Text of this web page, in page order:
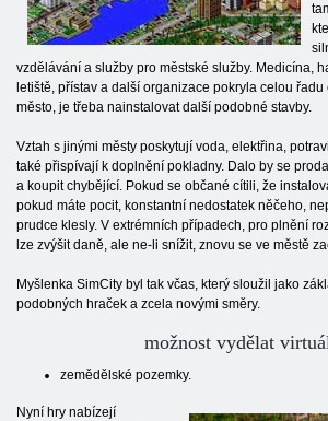
vzdělávání a služby pro městské služby. Medicína,
letiště, přístav a další organizace pokryla celou
město, je třeba nainstalovat další podobné stavby.
Vztah s jinými městy poskytují voda, elektřina,
také přispívají k doplnění pokladny. Dalo by se
a koupit chybějící. Pokud se občané cítili, že
pokud máte pocit, konstantní nedostatek něčeho,
prudce klesly. V extrémních případech, pro plnění
lze zvýšit daně, ale ne-li snížit, znovu se ve městě
Myšlenka SimCity byl tak včas, který sloužil jako
podobných hraček a zcela novými směry.
možnost vydělat
zemědělské pozemky.
Nyní hry nabízejí